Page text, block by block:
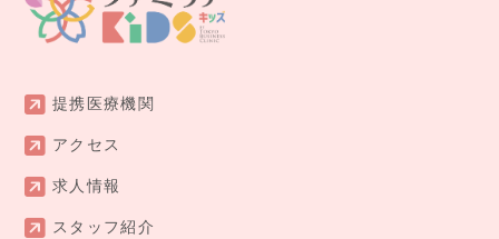
提携医療機関
アクセス
求人情報
スタッフ紹介